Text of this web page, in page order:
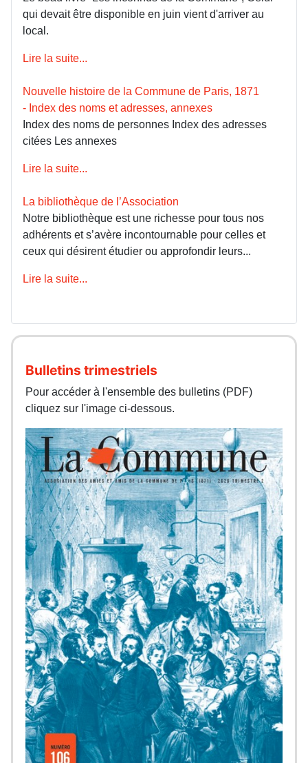
qui devait être disponible en juin vient d'arriver au
local.
Lire la suite...
Nouvelle histoire de la Commune de Paris, 1871
- Index des noms et adresses, annexes
Index des noms de personnes Index des adresses
citées Les annexes
Lire la suite...
La bibliothèque de l’Association
Notre bibliothèque est une richesse pour tous nos
adhérents et s’avère incontournable pour celles et
ceux qui désirent étudier ou approfondir leurs...
Lire la suite...
Bulletins trimestriels
Pour accéder à l'ensemble des bulletins (PDF)
cliquez sur l'image ci-dessous.